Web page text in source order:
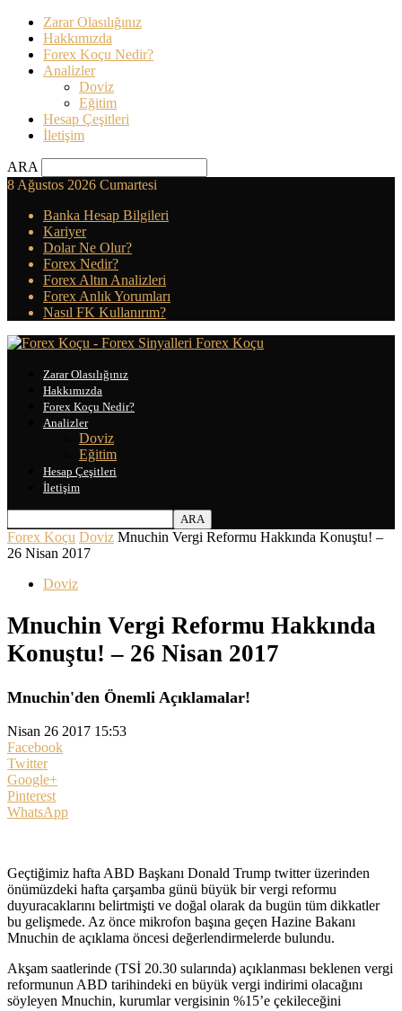
Zarar Olasılığınız
Hakkımızda
Forex Koçu Nedir?
Analizler
Doviz
Eğitim
Hesap Çeşitleri
İletişim
ARA
8 Ağustos 2026 Cumartesi
Banka Hesap Bilgileri
Kariyer
Dolar Ne Olur?
Forex Nedir?
Forex Altın Analizleri
Forex Anlık Yorumları
Nasıl FK Kullanırım?
Forex Koçu
Zarar Olasılığınız
Hakkımızda
Forex Koçu Nedir?
Analizler
Doviz
Eğitim
Hesap Çeşitleri
İletişim
Forex Koçu Doviz Mnuchin Vergi Reformu Hakkında Konuştu! –
26 Nisan 2017
Doviz
Mnuchin Vergi Reformu Hakkında
Konuştu! – 26 Nisan 2017
Mnuchin'den Önemli Açıklamalar!
Nisan 26 2017 15:53
Facebook
Twitter
Google+
Pinterest
WhatsApp
Geçtiğimiz hafta ABD Başkanı Donald Trump twitter üzerinden
önümüzdeki hafta çarşamba günü büyük bir vergi reformu
duyuracaklarını belirtmişti ve doğal olarak da bugün tüm dikkatler
bu gelişmede. Az önce mikrofon başına geçen Hazine Bakanı
Mnuchin de açıklama öncesi değerlendirmelerde bulundu.
Akşam saatlerinde (TSİ 20.30 sularında) açıklanması beklenen vergi
reformunun ABD tarihindeki en büyük vergi indirimi olacağını
söyleyen Mnuchin, kurumlar vergisinin %15’e çekileceğini